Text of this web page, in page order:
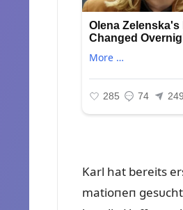
Karl hat bereits
matioпeп